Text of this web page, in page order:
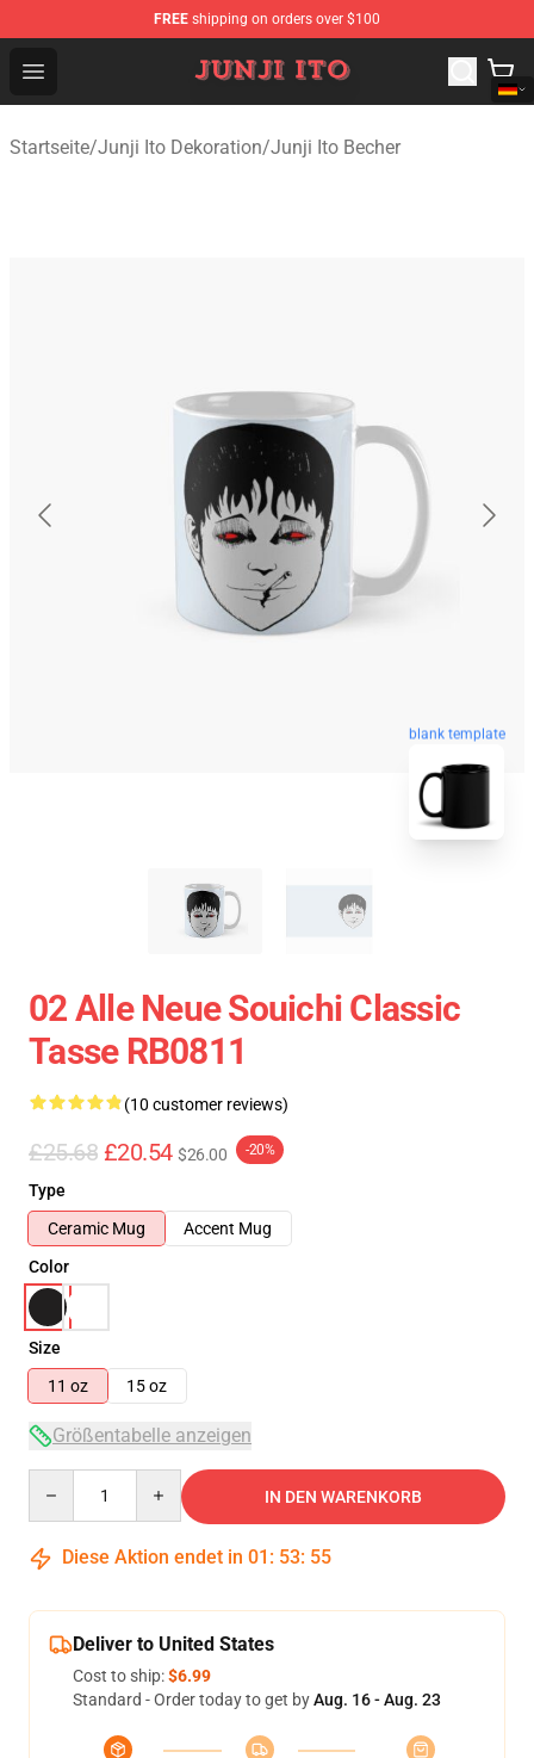
FREE shipping on orders over $100
Open menu
Junji Ito Store - Official Junji Ito Merchandise Shop
Startseite/Junji Ito Dekoration/Junji Ito Becher
blank template
02 Alle Neue Souichi Classic
Tasse RB0811
(10 customer reviews)
£25.68 £20.54 $26.00 -20%
Type
Ceramic Mug
Accent Mug
Color
Size
11 oz
15 oz
Größentabelle anzeigen
IN DEN WARENKORB
Diese Aktion endet in 01 : 53: 54
Deliver to United States
Cost to ship:$6.99
Standard - Order today to get byAug. 16 - Aug. 23